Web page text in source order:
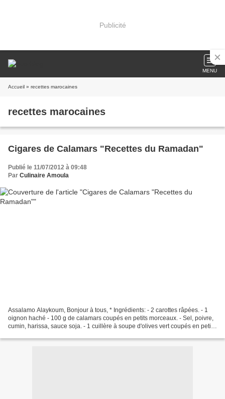
Publicité
MENU
Accueil » recettes marocaines
recettes marocaines
Cigares de Calamars "Recettes du Ramadan"
Publié le 11/07/2012 à 09:48
Par Culinaire Amoula
Assalamo Alaykoum, Bonjour à tous, * Ingrédients: - 2 carottes râpées. - 1
oignon haché - 100 g de calamars coupés en petits morceaux. - Sel, poivre,
cumin, harissa, sauce soja. - 1 cuillère à soupe d'olives vert coupés en petits